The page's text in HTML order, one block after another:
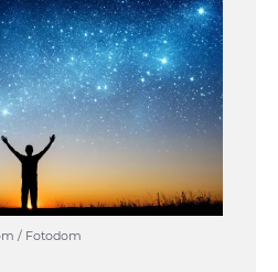
/ Fotodom